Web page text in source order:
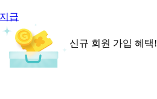
급
신규 회원 가입 혜택!